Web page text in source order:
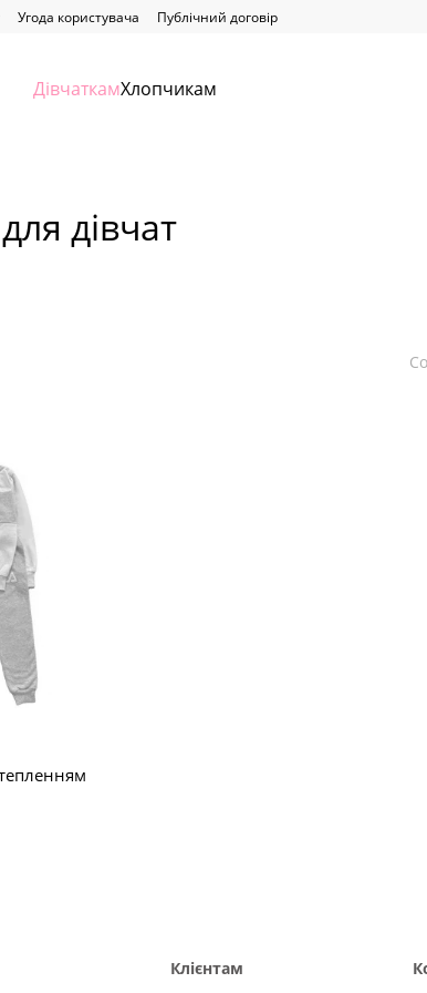
Угода користувача Публічний договір
ДівчаткамХлопчикам
дівчат
Клієнтам